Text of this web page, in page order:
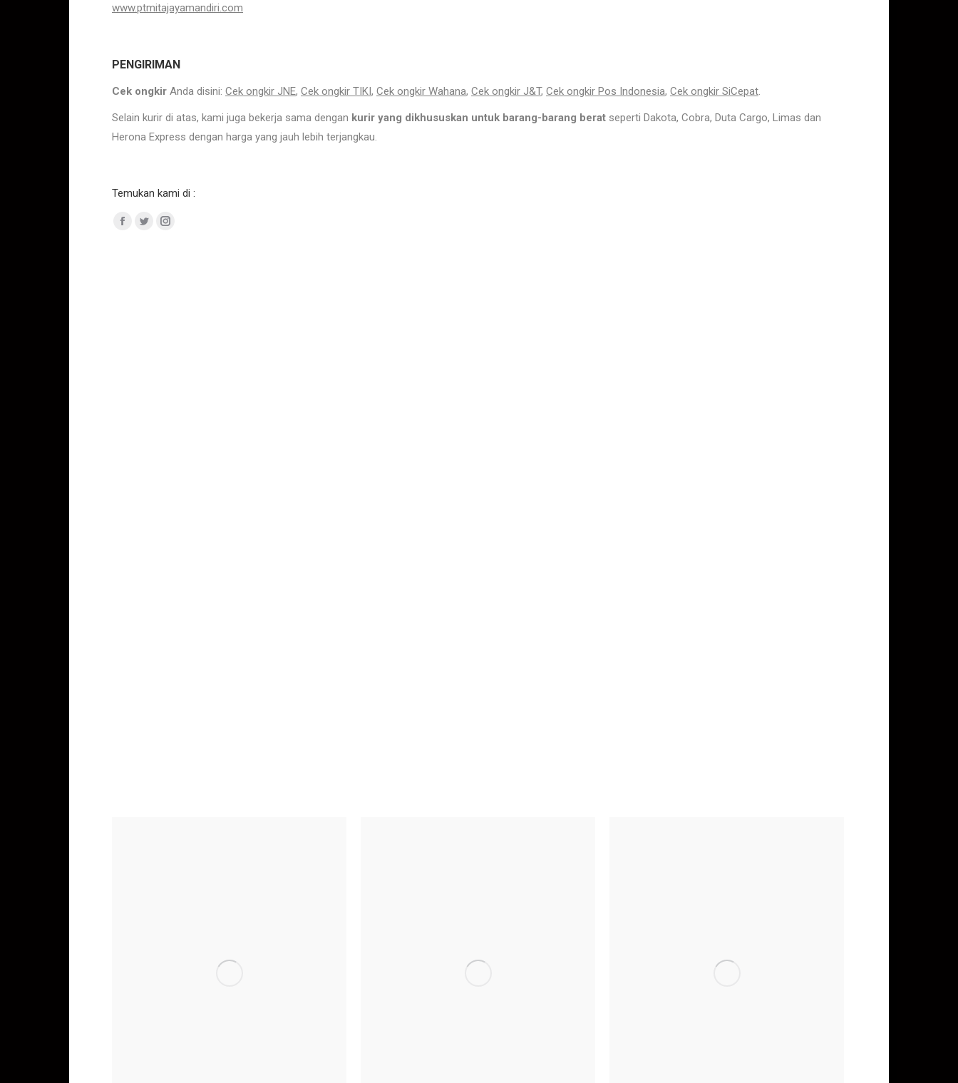
www.ptmitajayamandiri.com
PENGIRIMAN
Cek ongkir Anda disini: Cek ongkir JNE, Cek ongkir TIKI, Cek ongkir Wahana, Cek ongkir J&T, Cek ongkir Pos Indonesia, Cek ongkir SiCepat.
Selain kurir di atas, kami juga bekerja sama dengan kurir yang dikhususkan untuk barang-barang berat seperti Dakota, Cobra, Duta Cargo, Limas dan
Herona Express dengan harga yang jauh lebih terjangkau.
Temukan kami di :
Facebook
TwitterInstagram